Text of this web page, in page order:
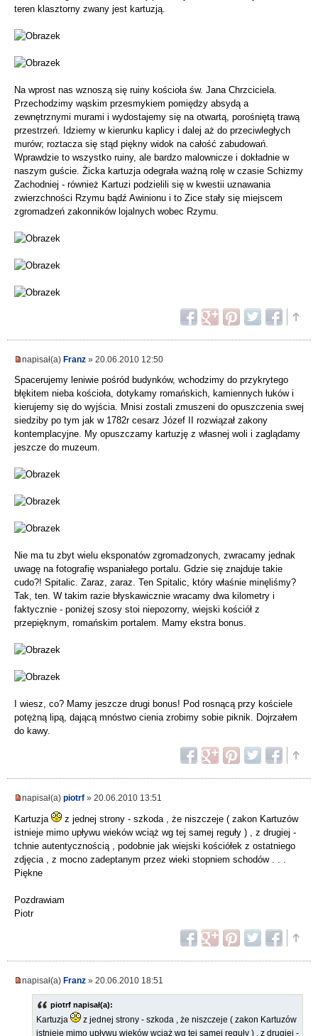
teren klasztorny zwany jest kartuzją.
Na wprost nas wznoszą się ruiny kościoła św. Jana Chrzciciela.
Przechodzimy wąskim przesmykiem pomiędzy absydą a
zewnętrznymi murami i wydostajemy się na otwartą, porośniętą trawą
przestrzeń. Idziemy w kierunku kaplicy i dalej aż do przeciwległych
murów; roztacza się stąd piękny widok na całość zabudowań.
Wprawdzie to wszystko ruiny, ale bardzo malownicze i dokładnie w
naszym guście. Żicka kartuzja odegrała ważną rolę w czasie Schizmy
Zachodniej - również Kartuzi podzielili się w kwestii uznawania
zwierzchności Rzymu bądź Awinionu i to Zice stały się miejscem
zgromadzeń zakonników lojalnych wobec Rzymu.
napisał(a) Franz » 20.06.2010 12:50
Spacerujemy leniwie pośród budynków, wchodzimy do przykrytego
błękitem nieba kościoła, dotykamy romańskich, kamiennych łuków i
kierujemy się do wyjścia. Mnisi zostali zmuszeni do opuszczenia swej
siedziby po tym jak w 1782r cesarz Józef II rozwiązał zakony
kontemplacyjne. My opuszczamy kartuzję z własnej woli i zaglądamy
jeszcze do muzeum.
Nie ma tu zbyt wielu eksponatów zgromadzonych, zwracamy jednak
uwagę na fotografię wspaniałego portalu. Gdzie się znajduje takie
cudo?! Spitalic. Zaraz, zaraz. Ten Spitalic, który właśnie minęliśmy?
Tak, ten. W takim razie błyskawicznie wracamy dwa kilometry i
faktycznie - poniżej szosy stoi niepozorny, wiejski kościół z
przepięknym, romańskim portalem. Mamy ekstra bonus.
I wiesz, co? Mamy jeszcze drugi bonus! Pod rosnącą przy kościele
potężną lipą, dającą mnóstwo cienia zrobimy sobie piknik. Dojrzałem
do kawy.
napisał(a) piotrf » 20.06.2010 13:51
Kartuzja
z jednej strony - szkoda , że niszczeje ( zakon Kartuzów
istnieje mimo upływu wieków wciąż wg tej samej reguły ) , z drugiej -
tchnie autentycznością , podobnie jak wiejski kościółek z ostatniego
zdjęcia , z mocno zadeptanym przez wieki stopniem schodów . . .
Piękne
Pozdrawiam
Piotr
napisał(a) Franz » 20.06.2010 18:51
piotrf napisał(a):
Kartuzja
z jednej strony - szkoda , że niszczeje ( zakon Kartuzów
istnieje mimo upływu wieków wciąż wg tej samej reguły ) , z drugiej -